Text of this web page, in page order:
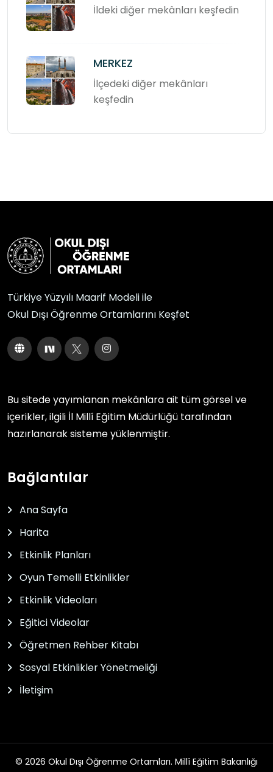
İldeki diğer mekânları keşfedin
MERKEZ
İlçedeki diğer mekânları
keşfedin
Türkiye Yüzyılı Maarif Modeli ile
Okul Dışı Öğrenme Ortamlarını Keşfet
Bu sitede yayımlanan mekânlara ait tüm görsel ve
içerikler, ilgili İl Millî Eğitim Müdürlüğü tarafından
hazırlanarak sisteme yüklenmiştir.
Bağlantılar
Ana Sayfa
Harita
Etkinlik Planları
Oyun Temelli Etkinlikler
Etkinlik Videoları
Eğitici Videolar
Öğretmen Rehber Kitabı
Sosyal Etkinlikler Yönetmeliği
İletişim
© 2026 Okul Dışı Öğrenme Ortamları. Millî Eğitim Bakanlığı